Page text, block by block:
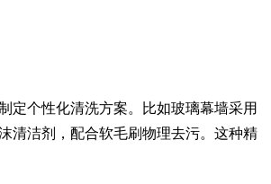
定个性化清洗方案。比如玻璃幕墙采用
清洁剂，配合软毛刷物理去污。这种精